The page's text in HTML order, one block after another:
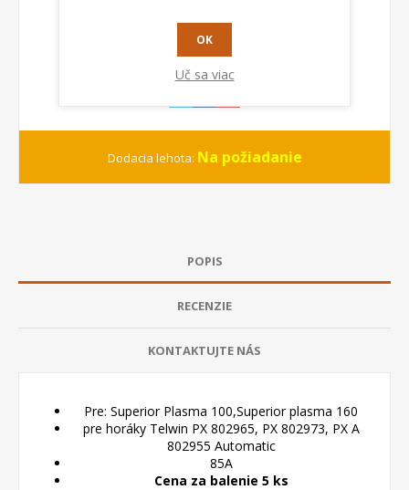
Dodacia lehota: Na požiadanie
POPIS
RECENZIE
KONTAKTUJTE NÁS
Pre: Superior Plasma 100,Superior plasma 160
pre horáky Telwin PX 802965, PX 802973, PX A
802955 Automatic
85A
Cena za balenie 5 ks
OK
Uč sa viac